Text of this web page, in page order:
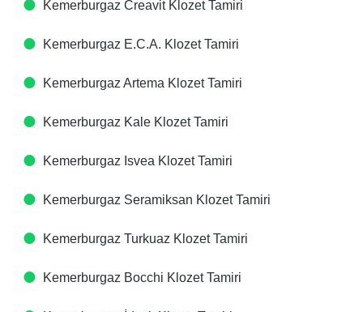
Kemerburgaz Creavit Klozet Tamiri
Kemerburgaz E.C.A. Klozet Tamiri
Kemerburgaz Artema Klozet Tamiri
Kemerburgaz Kale Klozet Tamiri
Kemerburgaz Isvea Klozet Tamiri
Kemerburgaz Seramiksan Klozet Tamiri
Kemerburgaz Turkuaz Klozet Tamiri
Kemerburgaz Bocchi Klozet Tamiri